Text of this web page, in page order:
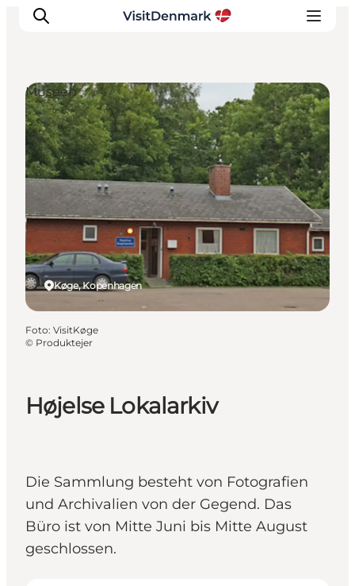
Inspiration
Regionen
Erlebnisse
Unterkünfte
Reiseplanung
Højelse Lokalarkiv
Die Sammlung besteht von Fotografien
und Archivalien von der Gegend. Das
Büro ist von Mitte Juni bis Mitte August
geschlossen.
Køge, Kopenhagen
Museen
Foto: VisitKøge
© Produktejer